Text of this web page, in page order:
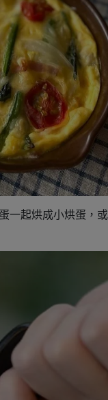
一起烘成小烘蛋，